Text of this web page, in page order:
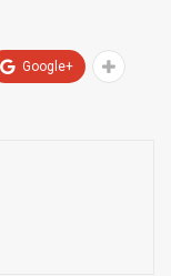
Google+